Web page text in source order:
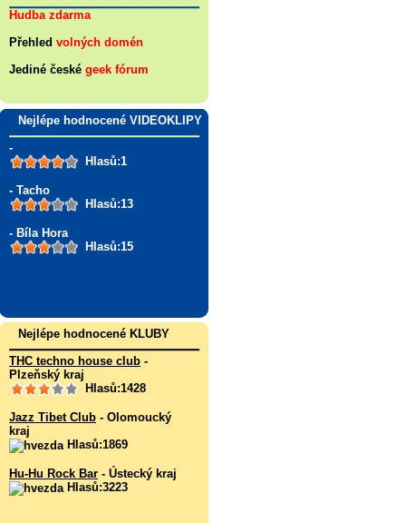
Hudba zdarma
Přehled volných domén
Jediné české geek fórum
Nejlépe hodnocené VIDEOKLIPY
-
Hlasů:1
- Tacho
Hlasů:13
- Bíla Hora
Hlasů:15
Nejlépe hodnocené KLUBY
THC techno house club -
Plzeňský kraj
Hlasů:1428
Jazz Tibet Club - Olomoucký
kraj
Hlasů:1869
Hu-Hu Rock Bar - Ústecký kraj
Hlasů:3223